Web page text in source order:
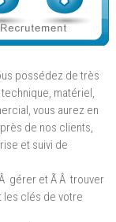
possédez de très
matériel,
vous aurez en
de nos clients,
et suivi de
gérer et Ã Â trouver
les clés de votre